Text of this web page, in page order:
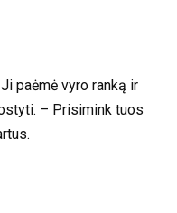
paėmė vyro ranką ir
– Prisimink tuos